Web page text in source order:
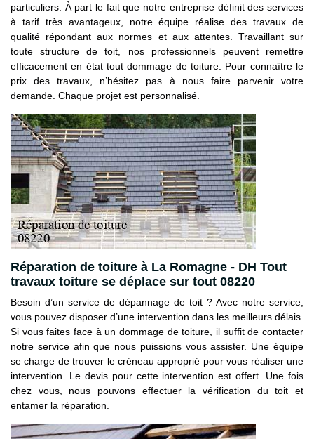
particuliers. À part le fait que notre entreprise définit des services
à tarif très avantageux, notre équipe réalise des travaux de
qualité répondant aux normes et aux attentes. Travaillant sur
toute structure de toit, nos professionnels peuvent remettre
efficacement en état tout dommage de toiture. Pour connaître le
prix des travaux, n’hésitez pas à nous faire parvenir votre
demande. Chaque projet est personnalisé.
Réparation de toiture à La Romagne - DH Tout
travaux toiture se déplace sur tout 08220
Besoin d’un service de dépannage de toit ? Avec notre service,
vous pouvez disposer d’une intervention dans les meilleurs délais.
Si vous faites face à un dommage de toiture, il suffit de contacter
notre service afin que nous puissions vous assister. Une équipe
se charge de trouver le créneau approprié pour vous réaliser une
intervention. Le devis pour cette intervention est offert. Une fois
chez vous, nous pouvons effectuer la vérification du toit et
entamer la réparation.